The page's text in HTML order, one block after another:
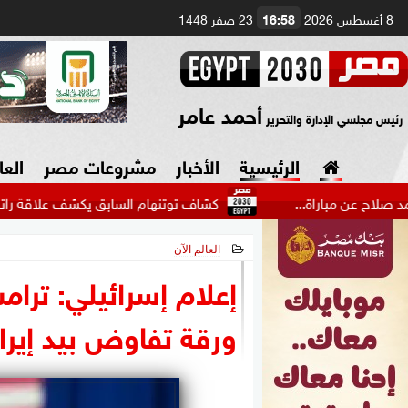
8 أغسطس 2026 16:58 23 صفر 1448
رئيس مجلسي الإدارة والتحرير أحمد عامر
الرئيسية الأخبار
الرئاسة
دين وفتاوى
مشروعات مصر
كشاف توتنهام السابق يكشف علاقة راتب عمر
العالم الآن
إعلام إسرائيلي:
ورقة تفاوض بيد